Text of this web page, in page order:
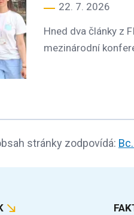
22. 7. 2026
Hned dva články z
mezinárodní
stránky zodpovídá: